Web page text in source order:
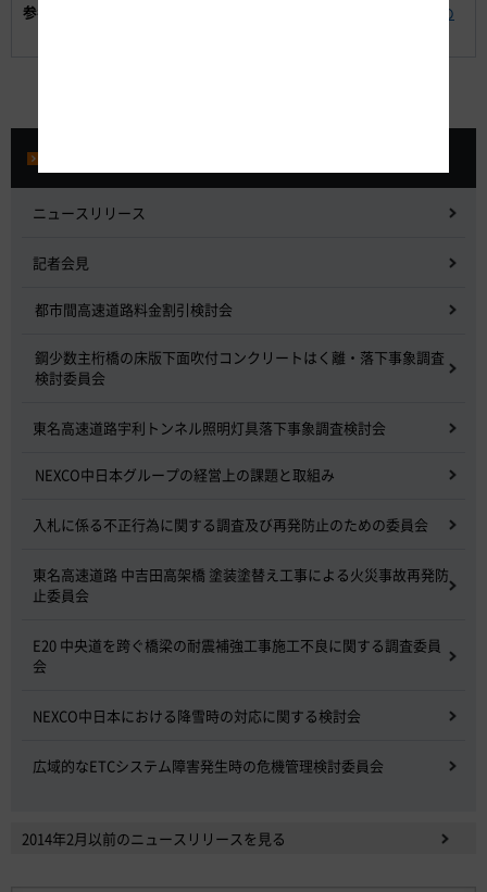
参考資料:
【別紙2】「速旅・岐阜県周遊ドライブプラン G割」の
ニュースリリース
記者会見
都市間高速道路料金割引検討会
鋼少数主桁橋の床版下面吹付コンクリートはく離・落下事象調査
検討委員会
東名高速道路宇利トンネル照明灯具落下事象調査検討会
NEXCO中日本グループの経営上の課題と取組み
入札に係る不正行為に関する調査及び再発防止のための委員会
東名高速道路 中吉田高架橋 塗装塗替え工事による火災事故再発防
止委員会
E20 中央道を跨ぐ橋梁の耐震補強工事施工不良に関する調査委員
会
NEXCO中日本における降雪時の対応に関する検討会
広域的なETCシステム障害発生時の危機管理検討委員会
2014年2月以前のニュースリリースを見る